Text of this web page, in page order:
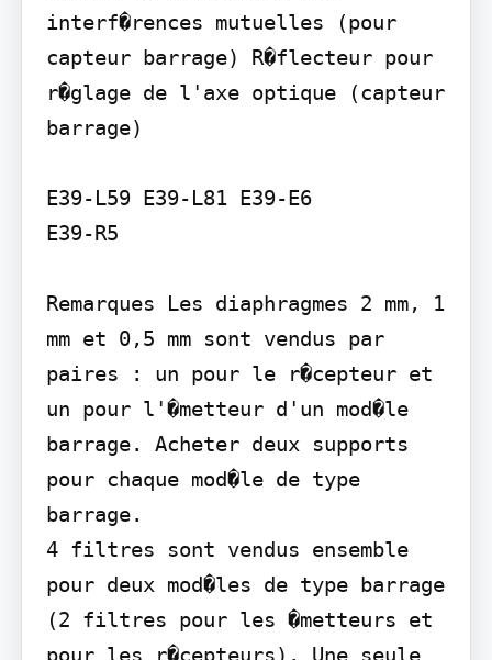
interf�rences mutuelles (pour
capteur barrage) R�flecteur pour
r�glage de l'axe optique (capteur
barrage)
E39-L59 E39-L81 E39-E6
E39-R5
Remarques Les diaphragmes 2 mm, 1
mm et 0,5 mm sont vendus par
paires : un pour le r�cepteur et
un pour l'�metteur d'un mod�le
barrage. Acheter deux supports
pour chaque mod�le de type
barrage.
4 filtres sont vendus ensemble
pour deux mod�les de type barrage
(2 filtres pour les �metteurs et
pour les r�cepteurs). Une seule